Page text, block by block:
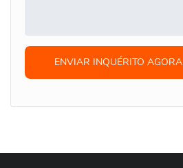
ENVIAR INQUÉRITO AGORA